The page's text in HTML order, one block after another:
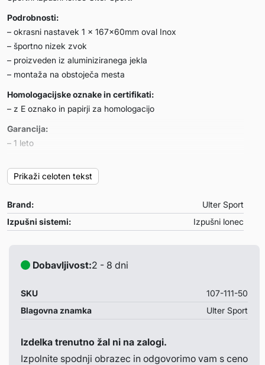
Podrobnosti:
– okrasni nastavek 1 x 167x60mm oval Inox
– športno nizek zvok
– proizveden iz aluminiziranega jekla
– montaža na obstoječa mesta
Homologacijske oznake in certifikati:
– z E oznako in papirji za homologacijo
Garancija:
– 1 leto
Fiat Grande Punto
– motor: 1.2i 48kW-1.4i 57kW-1.4i 16V 70kW
Opombe:
Prikaži celoten tekst
Brand:
Ulter Sport
Izpušni sistemi:
Izpušni lonec
Dobavljivost:2 - 8 dni
SKU
107-111-50
Blagovna znamka
Ulter Sport
Izdelka trenutno žal ni na zalogi.
Izpolnite spodnji obrazec in odgovorimo vam s ceno